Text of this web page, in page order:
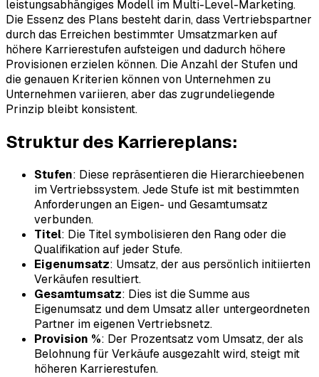
leistungsabhängiges Modell im Multi-Level-Marketing.
Die Essenz des Plans besteht darin, dass Vertriebspartner
durch das Erreichen bestimmter Umsatzmarken auf
höhere Karrierestufen aufsteigen und dadurch höhere
Provisionen erzielen können. Die Anzahl der Stufen und
die genauen Kriterien können von Unternehmen zu
Unternehmen variieren, aber das zugrundeliegende
Prinzip bleibt konsistent.
Struktur des Karriereplans:
Stufen: Diese repräsentieren die Hierarchieebenen
im Vertriebssystem. Jede Stufe ist mit bestimmten
Anforderungen an Eigen- und Gesamtumsatz
verbunden.
Titel: Die Titel symbolisieren den Rang oder die
Qualifikation auf jeder Stufe.
Eigenumsatz: Umsatz, der aus persönlich initiierten
Verkäufen resultiert.
Gesamtumsatz: Dies ist die Summe aus
Eigenumsatz und dem Umsatz aller untergeordneten
Partner im eigenen Vertriebsnetz.
Provision %: Der Prozentsatz vom Umsatz, der als
Belohnung für Verkäufe ausgezahlt wird, steigt mit
höheren Karrierestufen.